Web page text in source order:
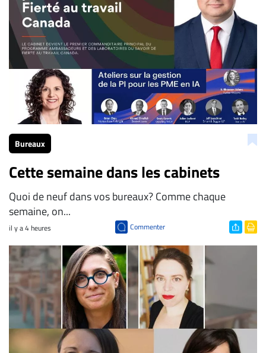
Bureaux
Cette semaine dans les cabinets
Quoi de neuf dans vos bureaux? Comme chaque
semaine, on...
il y a 4 heures Commenter